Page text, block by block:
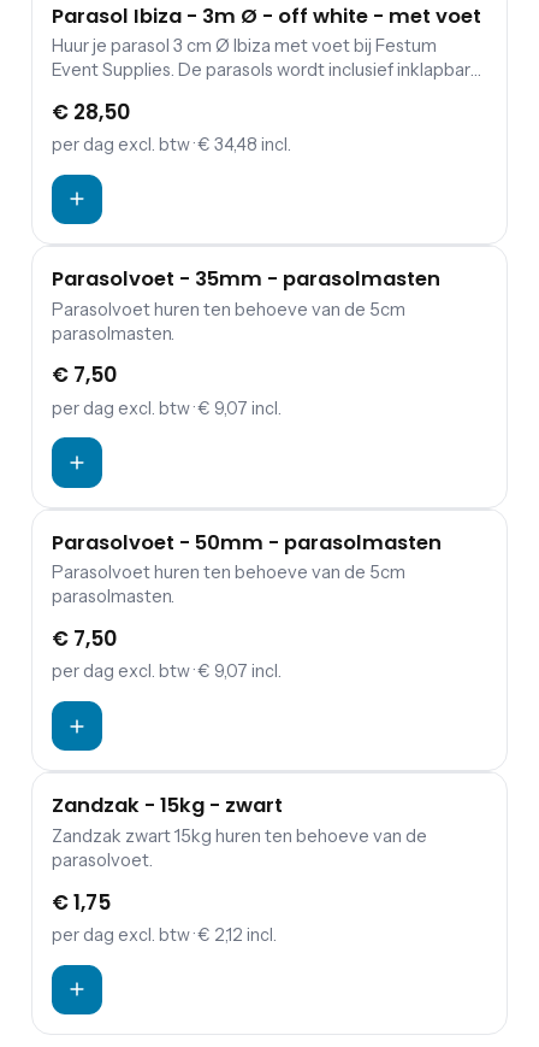
Parasol Ibiza - 3m Ø - off white - met voet
Huur je parasol 3 cm Ø Ibiza met voet bij Festum
Event Supplies. De parasols wordt inclusief inklapbare
versteviging.
€ 28,50
per dag excl. btw· € 34,48 incl.
Parasolvoet - 35mm - parasolmasten
Parasolvoet huren ten behoeve van de 5cm
parasolmasten.
€ 7,50
per dag excl. btw· € 9,07 incl.
Parasolvoet - 50mm - parasolmasten
Parasolvoet huren ten behoeve van de 5cm
parasolmasten.
€ 7,50
per dag excl. btw· € 9,07 incl.
Zandzak - 15kg - zwart
Zandzak zwart 15kg huren ten behoeve van de
parasolvoet.
€ 1,75
per dag excl. btw· € 2,12 incl.